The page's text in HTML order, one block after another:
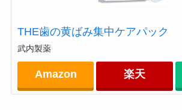
THE歯の黄ばみ集中ケアパック
武内製薬
Amazon 楽天